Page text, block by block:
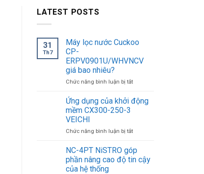
LATEST POSTS
31
Th7
Máy lọc nước Cuckoo
CP-
ERPV0901U/WHVNCV
giá bao nhiêu?
Chức năng bình luận bị tắtở
lọc
nước
ERPV0901U/WHVNCV
bao
nhiêu?
Ứng dụng của khởi động
mềm CX300-250-3
VEICHI
Chức năng bình luận bị tắtở
dụng
của
khởi
NC-4PT NiSTRO góp
phần nâng cao độ tin cậy
của hệ thống